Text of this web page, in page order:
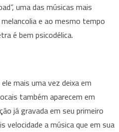
uma das músicas mais
e ao mesmo tempo
é bem psicodélica.
mais uma vez deixa em
também aparecem em
já gravada em seu primeiro
velocidade a música que em sua